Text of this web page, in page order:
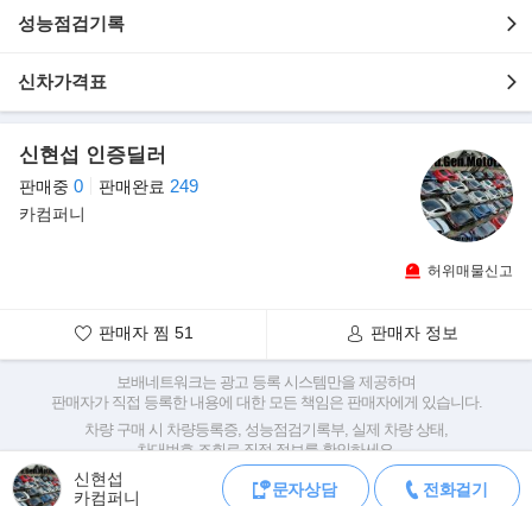
- 보험이력 0원
- 깔끔한 실내외 보유
- 전액 저금리 할부가능
- 엔진/미션/하체 미세누유 하나없는 컨디션
▶옵션내역
- 차동 제한 장치(LSD)
- 하이패스 ECM룸미러
- 스포츠버켓 가죽시트
- 아날로그 멀티 게이지
- 유아용 시트 고정 장치
- 전후방 주차 보조시스템
성능점검기록
신차가격표
신현섭 인증딜러
판매중 0 판매완료 249
카컴퍼니
허위매물신고
판매자 찜 51 판매자 정보
신현섭
카컴퍼니
문자상담 전화걸기
보배네트워크는 광고 등록 시스템만을 제공하며
판매자가 직접 등록한 내용에 대한 모든 책임은 판매자에게 있습니다.
차량 구매 시 차량등록증, 성능점검기록부, 실제 차량 상태,
차대번호 조회로 직접 정보를 확인하세요.
차대번호는 등록증과 성능지에 나와있으며
조회 시 정확한 옵션과 제원을 확인 할 수 있습니다.